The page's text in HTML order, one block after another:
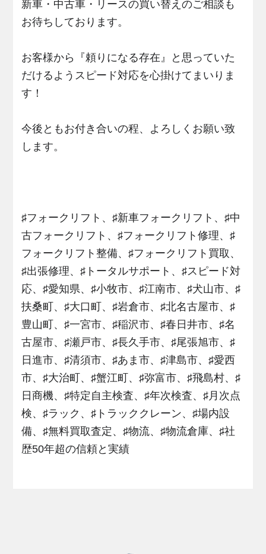
新車・中古車・リースの買い替えのご相談も
お待ちしております。
お客様から『頼りになる存在』と思っていた
だけるようスピード対応を心掛けてまいりま
す！
今後ともお付き合いの程、よろしくお願い致
します。
♯フォークリフト、♯新車フォークリフト、♯中
古フォークリフト、♯フォークリフト修理、♯
フォークリフト整備、♯フォークリフト買取、
♯出張修理、♯トータルサポート、♯スピード対
応、♯愛知県、♯小牧市、♯江南市、♯犬山市、♯
扶桑町、♯大口町、♯岩倉市、♯北名古屋市、♯
豊山町、♯一宮市、♯稲沢市、♯春日井市、♯名
古屋市、♯瀬戸市、♯長久手市、♯尾張旭市、♯
日進市、♯清須市、♯あま市、♯津島市、♯愛西
市、♯大治町、♯蟹江町、♯弥富市、♯飛島村、♯
日商機、♯特定自主検査、♯年次検査、♯月次点
検、♯ラック、♯トラッククレーン、♯場内設
備、♯無料買取査定、♯物流、♯物流倉庫、♯社
歴50年超の信頼と実績